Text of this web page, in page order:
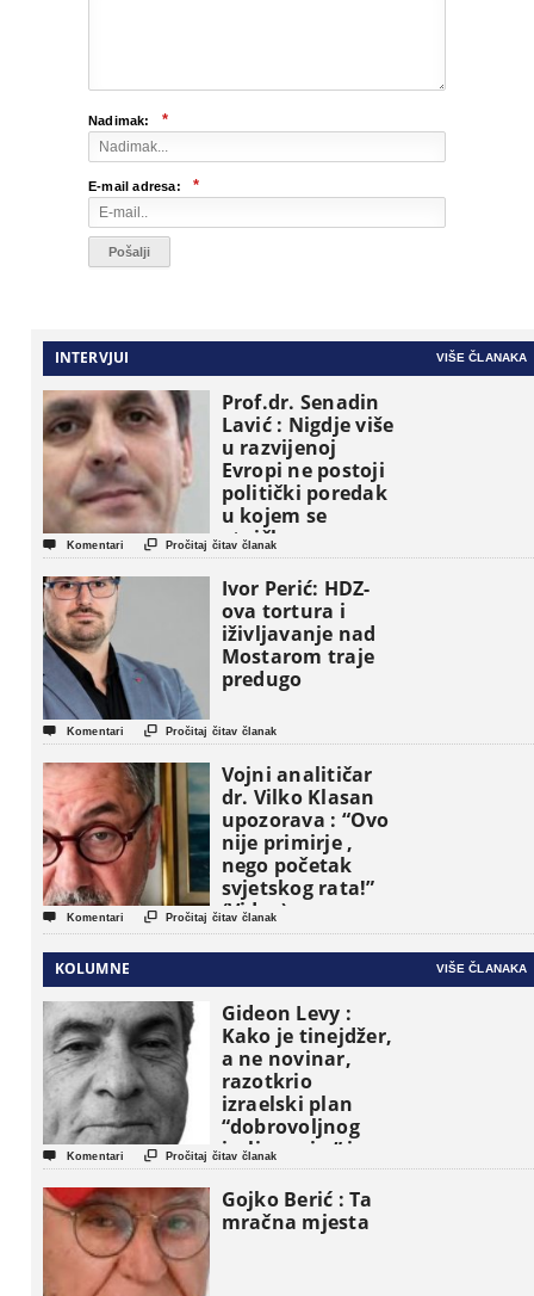
Nadimak: *
E-mail adresa: *
INTERVJUI VIŠE ČLANAKA
Prof.dr. Senadin
Lavić : Nigdje više
u razvijenoj
Evropi ne postoji
politički poredak
u kojem se
etničke grupe
pojavljuju kao
osnovne
političke jedinice
 Komentari  Pročitaj čitav članak
Ivor Perić: HDZ-
ova tortura i
iživljavanje nad
Mostarom traje
predugo
 Komentari  Pročitaj čitav članak
Vojni analitičar
dr. Vilko Klasan
upozorava : “Ovo
nije primirje ,
nego početak
svjetskog rata!”
(Video)
 Komentari  Pročitaj čitav članak
KOLUMNE VIŠE ČLANAKA
Gideon Levy :
Kako je tinejdžer,
a ne novinar,
razotkrio
izraelski plan
“dobrovoljnog
iseljavanja ” iz
Gaze
 Komentari  Pročitaj čitav članak
Gojko Berić : Ta
mračna mjesta